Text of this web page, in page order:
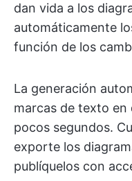
dan vida a los
automáticamente
función de los
La generación
marcas de texto en
pocos segundos.
exporte los
publíquelos con